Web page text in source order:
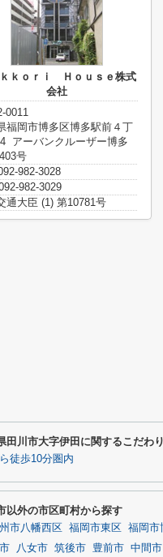
ｋｋｏｒｉ Ｈｏｕｓｅ株式
会社
0011
福岡市博多区博多駅前４丁
4 アーバンクルーザー博多
号
982-3028
982-3029
通大臣 (1) 第10781号
田川市大字伊田に関するこだわ
徒歩10分圏内
以外の市区町村から探す
市八幡西区 福岡市東区 福岡市
八女市 筑後市 豊前市 中間市